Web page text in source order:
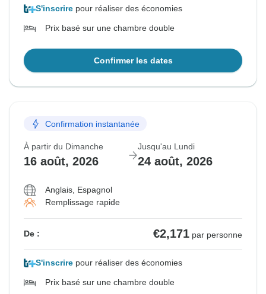
S'inscrire pour réaliser des économies
Prix basé sur une chambre double
Confirmer les dates
Confirmation instantanée
À partir du Dimanche
16 août, 2026
Jusqu'au Lundi
24 août, 2026
Anglais, Espagnol
Remplissage rapide
De : €2,171 par personne
S'inscrire pour réaliser des économies
Prix basé sur une chambre double